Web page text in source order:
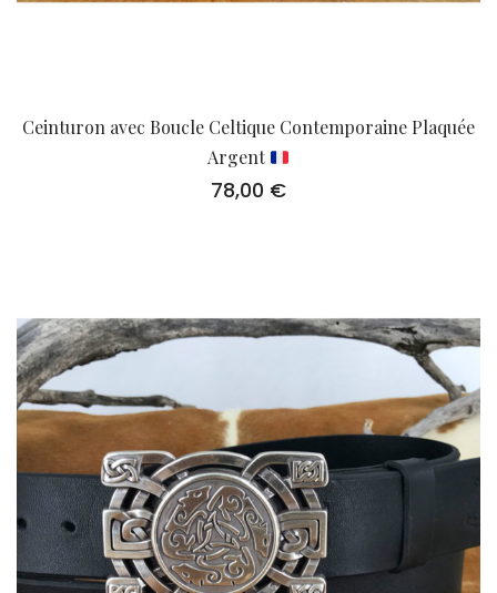
Ceinturon avec Boucle Celtique Contemporaine Plaquée
Argent
78,00 €